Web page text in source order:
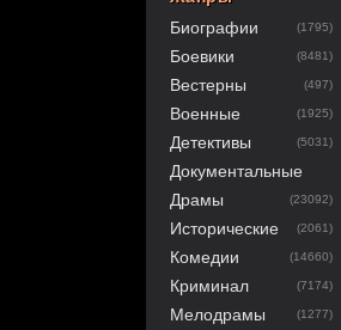
60
1 2 3 4
Биографии
(1795)
Боевики (8481)
Вестерны (497)
Военные (1925)
Детективы (5031)
Документальные
Драмы
(23092)
Исторические (2061)
Комедии (14660)
Криминал (7174)
Мелодрамы (1277)